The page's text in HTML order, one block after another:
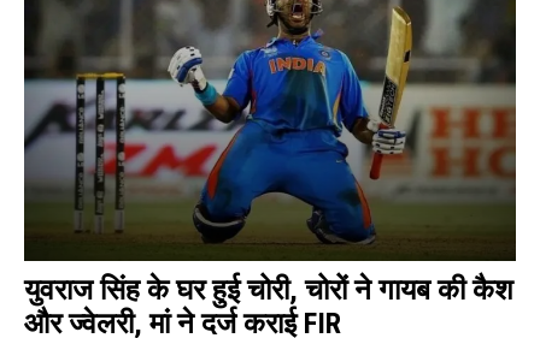
युवराज सिंह के घर हुई चोरी, चोरों ने गायब की कैश
और ज्वेलरी, मां ने दर्ज कराई FIR